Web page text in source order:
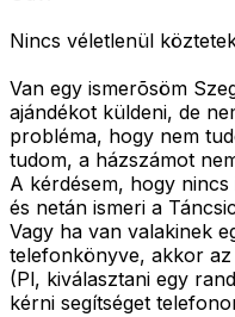
Nincs véletlenül
Van egy ismerõsöm
ajándékot küldeni, de
probléma, hogy nem
tudom, a házszámot
A kérdésem, hogy
és netán ismeri a
Vagy ha van valakinek
telefonkönyve, akkor az
(Pl, kiválasztani egy
kérni segítséget